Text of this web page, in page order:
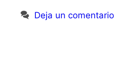
Deja un comentario